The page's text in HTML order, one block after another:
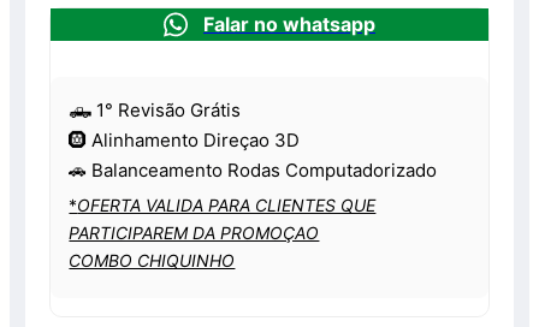
Falar no whatsapp
🛻 1° Revisão Grátis
🛞 Alinhamento Direçao 3D
🚗 Balanceamento Rodas Computadorizado
*OFERTA VALIDA PARA CLIENTES QUE
PARTICIPAREM DA PROMOÇAO
COMBO CHIQUINHO